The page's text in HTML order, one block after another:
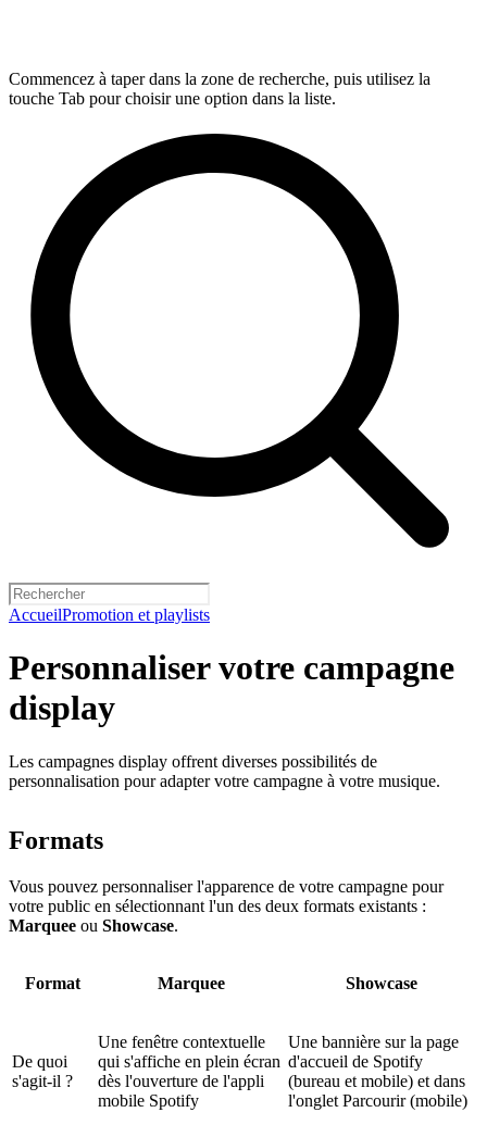
Commencez à taper dans la zone de recherche, puis utilisez la
touche Tab pour choisir une option dans la liste.
AccueilPromotion et playlists
Personnaliser votre campagne
display
Les campagnes display offrent diverses possibilités de
personnalisation pour adapter votre campagne à votre musique.
Formats
Vous pouvez personnaliser l'apparence de votre campagne pour
votre public en sélectionnant l'un des deux formats existants :
Marquee ou Showcase.
Format Marquee Showcase
De quoi
s'agit-il ?
Une fenêtre contextuelle
qui s'affiche en plein écran
dès l'ouverture de l'appli
mobile Spotify
Une bannière sur la page
d'accueil de Spotify
(bureau et mobile) et dans
l'onglet Parcourir (mobile)